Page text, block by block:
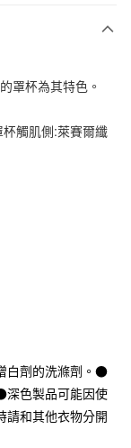
罩杯為其特色。
觸肌側:萊賽爾纖
白劑的洗滌劑。●
色製品可能因使
請和其他衣物分開